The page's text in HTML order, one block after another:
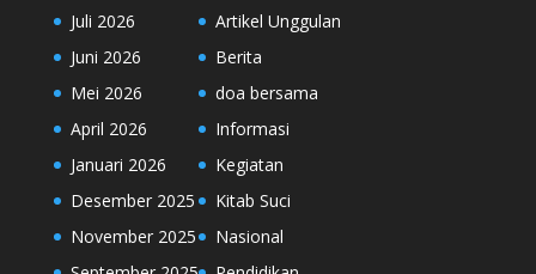
Juli 2026
Juni 2026
Mei 2026
April 2026
Januari 2026
Desember 2025
November 2025
Artikel Unggulan
Berita
doa bersama
Informasi
Kegiatan
Kitab Suci
Nasional